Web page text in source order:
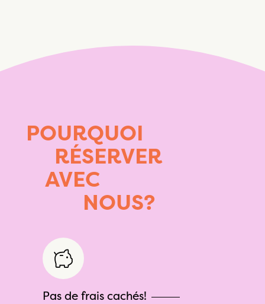
POURQUOI
RÉSERVER
AVEC
NOUS?
Pas de frais cachés!